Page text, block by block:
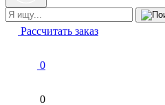
Рассчитать заказ
0
0